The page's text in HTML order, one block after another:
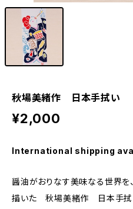
秋場美緒作 日本手拭い
¥2,000
International shipping
醤油がおりなす美味なる世界を
描いた 秋場美緒作 日本手拭